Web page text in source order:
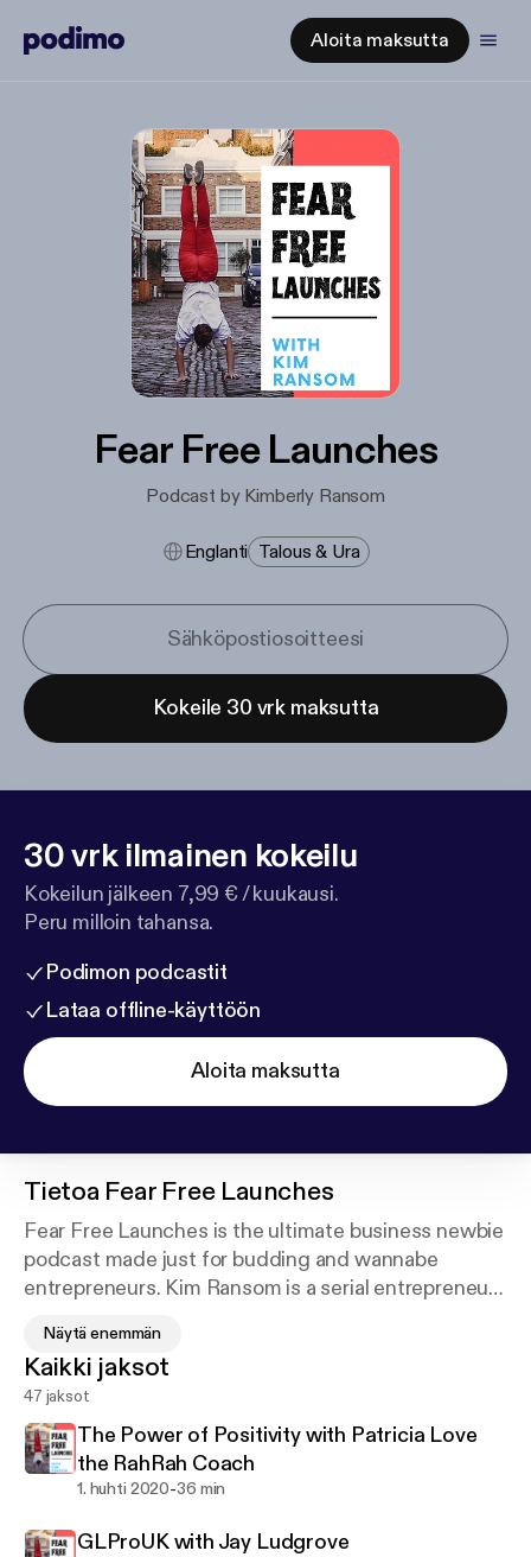
Aloita maksutta
Fear Free Launches
Podcast by Kimberly Ransom
Englanti Talous & Ura
Kokeile 30 vrk maksutta
30 vrk ilmainen kokeilu
Kokeilun jälkeen 7,99 € / kuukausi.
Peru milloin tahansa.
Podimon podcastit
Lataa offline-käyttöön
Aloita maksutta
Tietoa Fear Free Launches
Fear Free Launches is the ultimate business newbie
podcast made just for budding and wannabe
entrepreneurs. Kim Ransom is a serial entrepreneur
successful ventures grossing seven figures and
impacting lives in the kids fitness industries. Join us
each week as she teaches valuable business
lessons packed with mindset and tactical
strategies, as well as interviews guests who will
inspire you to get past those limiting fears and
Näytä enemmän
Kaikki jaksot
47 jaksot
The Power of Positivity with Patricia Love
the RahRah Coach
1. huhti 2020-36 min
GLProUK with Jay Ludgrove